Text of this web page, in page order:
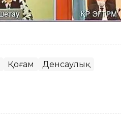
Қоғам Денсаулық